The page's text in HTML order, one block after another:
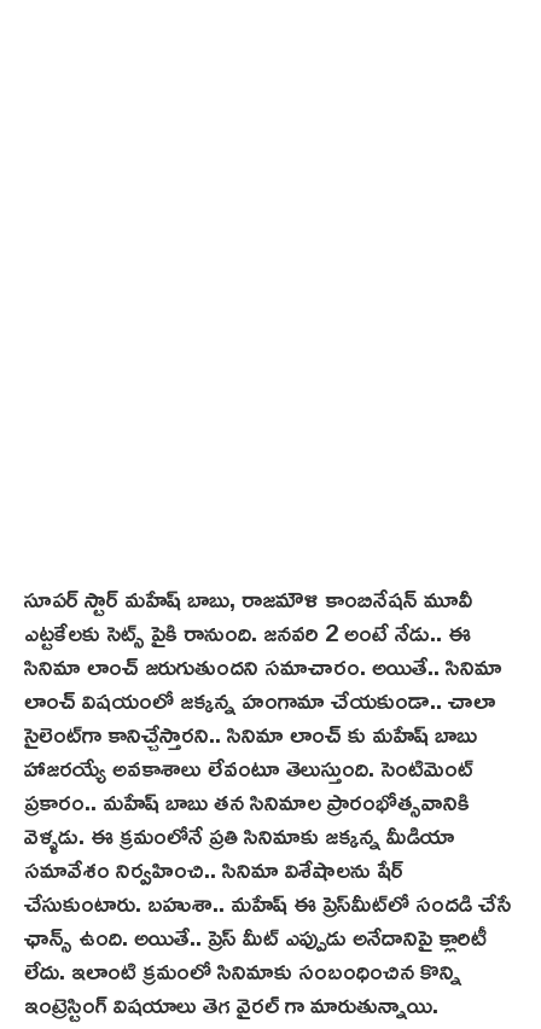
సూపర్ స్టార్ మహేష్ బాబు, రాజమౌళి కాంబినేషన్ మూవీ
ఎట్టకేలకు సెట్స్‌ పైకి రానుంది. జనవరి 2 అంటే నేడు.. ఈ
సినిమా లాంచ్ జరుగుతుందని సమాచారం. అయితే.. సినిమా
లాంచ్ విషయంలో జక్కన్న హంగామా చేయకుండా.. చాలా
సైలెంట్‌గా కానిచ్చేస్తారని.. సినిమా లాంచ్ కు మహేష్ బాబు
హాజరయ్యే అవకాశాలు లేవంటూ తెలుస్తుంది. సెంటిమెంట్
ప్రకారం.. మహేష్ బాబు తన సినిమాల ప్రారంభోత్సవానికి
వెళ్ళ‌డు. ఈ క్రమంలోనే ప్రతి సినిమాకు జక్కన్న మీడియా
సమావేశం నిర్వహించి.. సినిమా విశేషాలను షేర్
చేసుకుంటారు. బహుశా.. మహేష్ ఈ ప్రెస్‌మీట్‌లో సందడి చేసే
ఛాన్స్ ఉంది. అయితే.. ప్రెస్ మీట్ ఎప్పుడు అనేదానిపై క్లారిటీ
లేదు. ఇలాంటి క్రమంలో సినిమాకు సంబంధించిన కొన్ని
ఇంట్రెస్టింగ్ విషయాలు తెగ వైరల్ గా మారుతున్నాయి.